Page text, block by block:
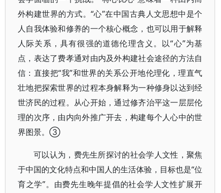
外构建世界的方式。“心”在中国古典人文思想中是个
人自我体验和修养的一个核心概念，也可以用于解释
人际关系，具有很强的道德伦理含义。以“心”为基
点，表达了费孝通对由内及外构建社会途径的方法自
信：直接把“我”和世界的关系公开地伦理化，理直气
壮地把探索世界的过程本身解释为一种修身以达到经
世济民的过程。从心开始，通过修齐治平这一层层伦
理的次序，由内向外推广开去，构建每个人心中的世
界图景。③
可以认为，费先生所探讨的社会学人文性，聚焦
于中国的文化特点和中国人的生活体验，目标也是“位
育之学”。由费先生晚年提倡的社会学人文性扩展开